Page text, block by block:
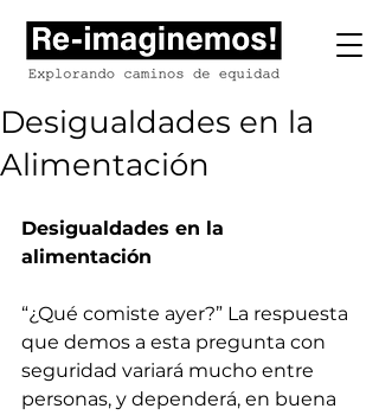
Desigualdades en la
Alimentación
Desigualdades en la
alimentación
“¿Qué comiste ayer?” La respuesta
que demos a esta pregunta con
seguridad variará mucho entre
personas, y dependerá, en buena